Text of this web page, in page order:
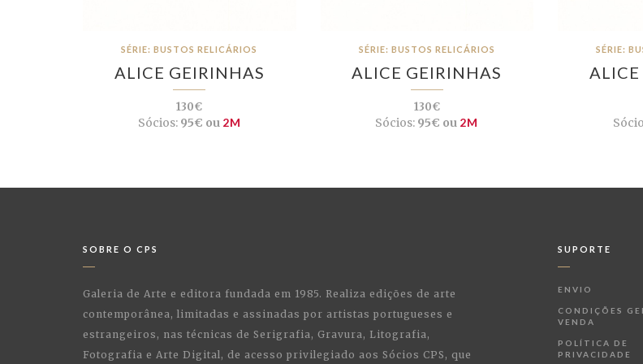
SÉRIE: BUSTOS RELICÁRIOS
ALICE GEIRINHAS
130€
Sócios:95€ ou 2M
SÉRIE: BUSTOS RELICÁRIOS
ALICE GEIRINHAS
130€
Sócios: 95€ ou 2M
SÉRIE:
SOBRE O CPS
Galeria de Arte e editora fundada em 1985. Realiza edições de arte
contemporânea, limitadas e assinadas por artistas portugueses e
estrangeiros, nas técnicas de Serigrafia, Gravura, Litografia,
Fotografia e Arte Digital, de acesso privilegiado aos Sócios CPS, que
SUPORTE
ENVIO
CONDIÇÕES
VENDA
POLÍTICA DE
PRIVACIDADE